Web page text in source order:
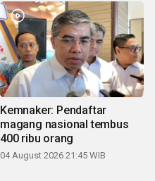
Kemnaker: Pendaftar
magang nasional tembus
400 ribu orang
04 August 2026 21:45 WIB